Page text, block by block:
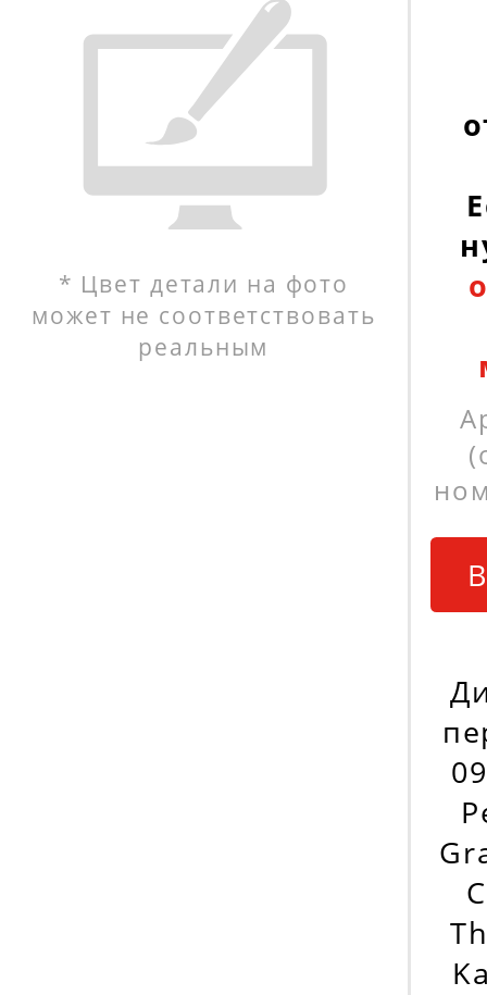
* Цвет детали на фото
может не соответствовать
реальным